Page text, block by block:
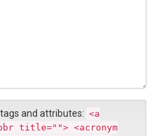
tags and attributes: <a
title=""> <acronym